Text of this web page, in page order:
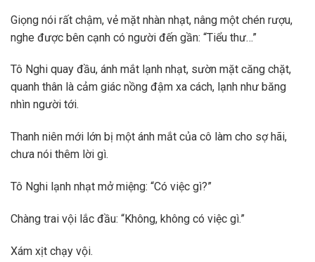
Giọng nói rất chậm, vẻ mặt nhàn nhạt, nâng một chén rượu,
nghe được bên cạnh có người đến gần: “Tiểu thư…”
Tô Nghi quay đầu, ánh mắt lạnh nhạt, sườn mặt căng chặt,
quanh thân là cảm giác nồng đậm xa cách, lạnh như băng
nhìn người tới.
Thanh niên mới lớn bị một ánh mắt của cô làm cho sợ hãi,
chưa nói thêm lời gì.
Tô Nghi lạnh nhạt mở miệng: “Có việc gì?”
Chàng trai vội lắc đầu: “Không, không có việc gì.”
Xám xịt chạy vội.